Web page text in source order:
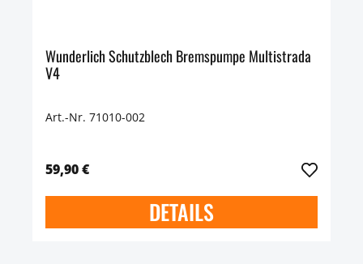
Wunderlich Schutzblech Bremspumpe Multistrada
V4
Art.-Nr. 71010-002
59,90 €
DETAILS